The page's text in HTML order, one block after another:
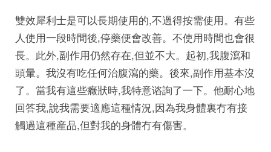
雙效犀利士是可以長期使用的,不過得按需使用。有些
人使用一段時間後,停藥便會改善。不使用時間也會很
長。此外,副作用仍然存在,但並不大。起初,我腹瀉和
頭暈。我沒有吃任何治腹瀉的藥。後來,副作用基本沒
了。當我有這些癥狀時,我特意谘詢了一下。他耐心地
回答我,說我需要適應這種情況,因為我身體裏冇有接
觸過這種産品,但對我的身體冇有傷害。